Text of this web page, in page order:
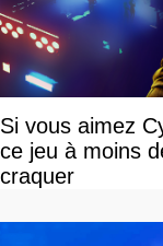
Si vous aimez
ce jeu à moins
craquer